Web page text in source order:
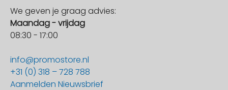
We geven je graag advies:
Maandag - vrijdag
08:30 - 17:00
info@promostore.nl
+31 (0) 318 – 728 788
Aanmelden Nieuwsbrief